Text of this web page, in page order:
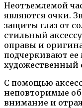
Неотъемлемой
являются очки.
защиты глаз от
стильный
оправы и
подчеркивают
художественный
С помощью
неповторимые
внимание и